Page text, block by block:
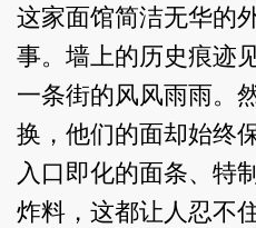
这家面馆简洁无华的
事。墙上的历史痕迹
一条街的风风雨雨。
换，他们的面却始终
入口即化的面条、特
炸料，这都让人忍不